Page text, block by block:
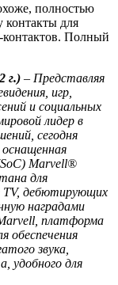
полностью
контакты для
контактов. Полный
г.) – Представляя
игр,
и социальных
лидер в
сегодня
Marvell®
для
TV, дебютирующих
наградами
платформа
обеспечения
звука,
удобного для